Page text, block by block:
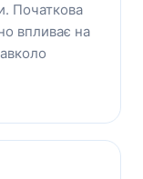
Початкова
впливає на